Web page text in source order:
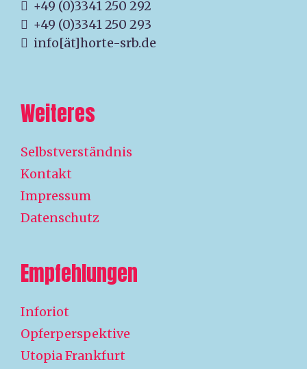
+49 (0)3341 250 292
+49 (0)3341 250 293
info[ät]horte-srb.de
Weiteres
Selbstverständnis
Kontakt
Impressum
Datenschutz
Empfehlungen
Inforiot
Opferperspektive
Utopia Frankfurt